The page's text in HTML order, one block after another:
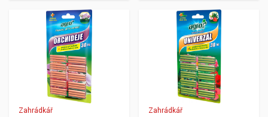
Zahrádkář Zahrádkář